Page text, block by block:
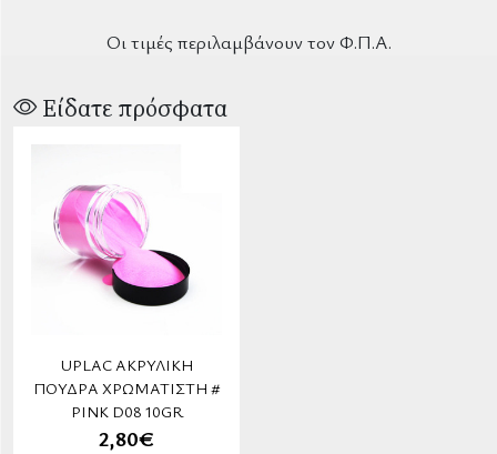
Οι τιμές περιλαμβάνουν τον Φ.Π.Α.
Είδατε πρόσφατα
UPLAC ΑΚΡΥΛΙΚΉ
ΠΟΎΔΡΑ ΧΡΩΜΑΤΙΣΤΉ #
PINK D08 10GR
2,80€